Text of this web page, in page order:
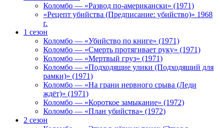
Коломбо — «Развод по-американски» (1971)
«Рецепт убийства (Предписание: убийство)» 1968
г.
1 сезон
Коломбо — «Убийство по книге» (1971)
Коломбо — «Смерть протягивает руку» (1971)
Коломбо — «Мертвый груз» (1971)
Коломбо — «Подходящие улики (Подходящий для
рамки)» (1971)
Коломбо — «На грани нервного срыва (Леди
ждёт)» (1971)
Коломбо — «Короткое замыкание» (1972)
Коломбо — «План убийства» (1972)
2 сезон